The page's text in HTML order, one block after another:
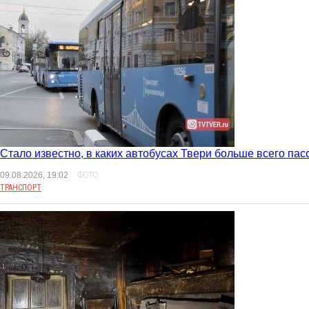
Стало известно, в каких автобусах Твери больше всего
09.08.2026, 19:02
ФОТО
ТРАНСПОРТ